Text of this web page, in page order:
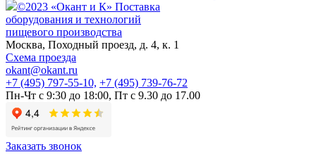
©2023 «Окант и К» Поставка
оборудования и технологий
пищевого производства
Москва, Походный проезд, д. 4, к. 1
Схема проезда
okant@okant.ru
+7 (495) 797-55-10, +7 (495) 739-76-72
Пн-Чт с 9:30 до 18:00, Пт с 9.30 до 17.00
Заказать звонок